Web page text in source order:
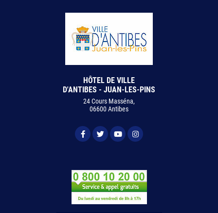
HÔTEL DE VILLE
D'ANTIBES - JUAN-LES-PINS
24 Cours Masséna,
06600 Antibes